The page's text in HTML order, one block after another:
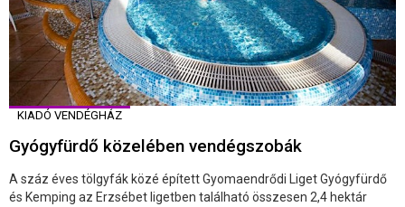
KIADÓ VENDÉGHÁZ
Gyógyfürdő közelében vendégszobák
A száz éves tölgyfák közé épített Gyomaendrődi Liget Gyógyfürdő
és Kemping az Erzsébet ligetben található összesen 2,4 hektár